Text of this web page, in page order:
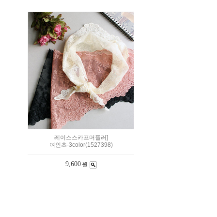
레이스스카프머플러]
여인초-3color(1527398)
9,600 원